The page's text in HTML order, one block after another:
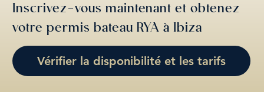
Inscrivez-vous maintenant et obtenez
votre permis bateau RYA à Ibiza
Vérifier la disponibilité et les tarifs